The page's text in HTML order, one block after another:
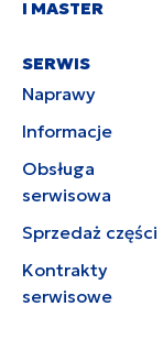
I MASTER
SERWIS
Naprawy
Informacje
Obsługa
serwisowa
Sprzedaż części
Kontrakty
serwisowe